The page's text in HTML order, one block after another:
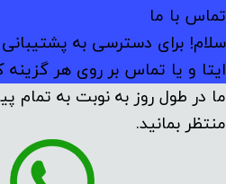
تماس با ما
سلام! برای دسترسی به پشتیبانی
ایتا و یا تماس بر روی هر
ما در طول روز به نوبت به تمام
منتظر بمانید.